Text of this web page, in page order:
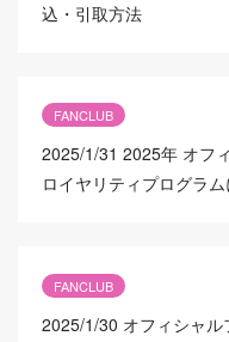
込・引取方法
FANCLUB
2025/1/31 2025年 オフ
ロイヤリティプログラ
FANCLUB
2025/1/30 オフィシャ